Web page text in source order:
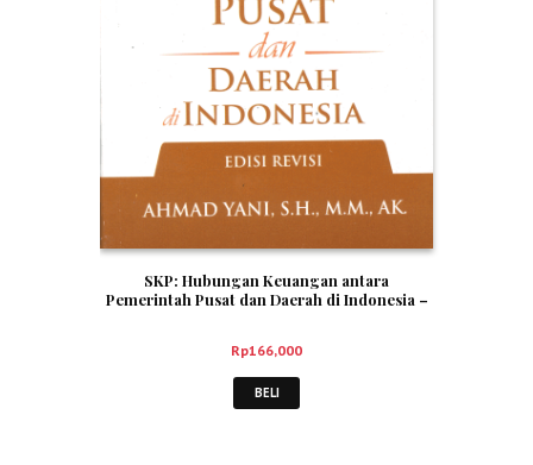
SKP: Hubungan Keuangan antara
Pemerintah Pusat dan Daerah di Indonesia –
Rp166,000
BELI